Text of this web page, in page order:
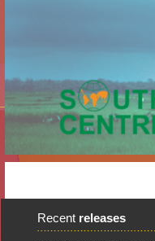
Recent releases